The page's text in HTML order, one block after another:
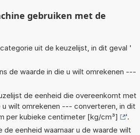
gebruiken met de
uit de keuzelijst, in dit geval '
de waarde in die u wilt omrekenen ---
de eenheid die overeenkomt met
u wilt omrekenen --- converteren, in dit
per kubieke centimeter [kg/cm³]
'.
de eenheid waarnaar u de waarde wilt